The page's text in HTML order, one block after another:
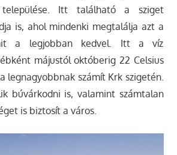
Itt található a sziget
is, ahol mindenki megtalálja azt a
a legjobban kedvel. Itt a víz
májustól októberig 22 Celsius
legnagyobbnak számít Krk szigetén.
búvárkodni is, valamint számtalan
is biztosít a város.